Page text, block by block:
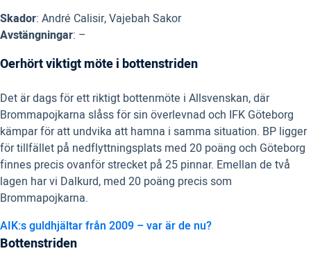
Skador: André Calisir, Vajebah Sakor
Avstängningar: –
Oerhört viktigt möte i bottenstriden
Det är dags för ett riktigt bottenmöte i Allsvenskan, där
Brommapojkarna slåss för sin överlevnad och IFK Göteborg
kämpar för att undvika att hamna i samma situation. BP ligger
för tillfället på nedflyttningsplats med 20 poäng och Göteborg
finnes precis ovanför strecket på 25 pinnar. Emellan de två
lagen har vi Dalkurd, med 20 poäng precis som
Brommapojkarna.
AIK:s guldhjältar från 2009 – var är de nu?
Bottenstriden